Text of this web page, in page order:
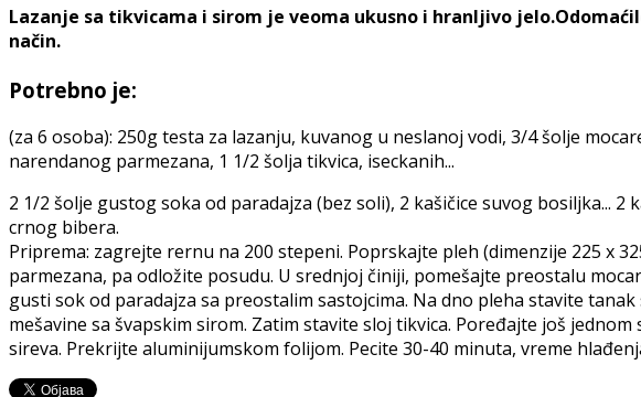
Lazanje sa tikvicama i sirom je veoma ukusno i hranljivo
način.
Potrebno je:
(za 6 osoba): 250g testa za lazanju, kuvanog u neslanoj vodi, 3/4 šolje
narendanog parmezana, 1 1/2 šolja tikvica, iseckanih...
2 1/2 šolje gustog soka od paradajza (bez soli), 2 kašičice suvog bosiljka...
crnog bibera.
Priprema: zagrejte rernu na 200 stepeni. Poprskajte pleh (dimenzije 225 x
parmezana, pa odložite posudu. U srednjoj činiji, pomešajte preostalu
gusti sok od paradajza sa preostalim sastojcima. Na dno pleha stavite
mešavine sa švapskim sirom. Zatim stavite sloj tikvica. Poređajte još
sireva. Prekrijte aluminijumskom folijom. Pecite 30-40 minuta, vreme